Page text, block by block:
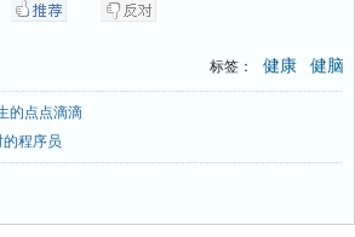
标签： 健康 健脑
的点点滴滴
程序员